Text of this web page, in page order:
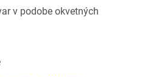
v podobe okvetných